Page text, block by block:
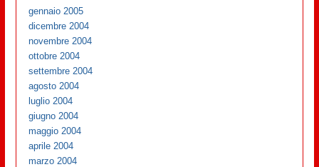
gennaio 2005
dicembre 2004
novembre 2004
ottobre 2004
settembre 2004
agosto 2004
luglio 2004
giugno 2004
maggio 2004
aprile 2004
marzo 2004